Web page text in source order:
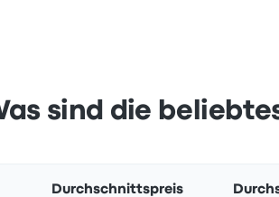
sind die
Durchschnittspreis